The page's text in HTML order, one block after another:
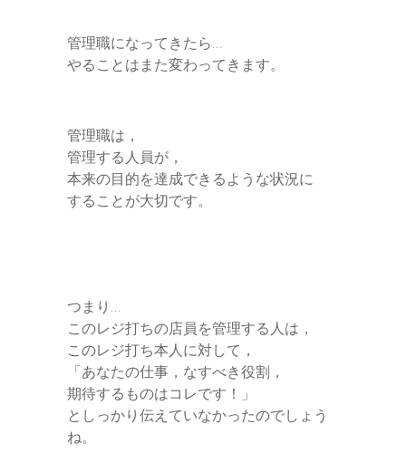
管理職になってきたら…
やることはまた変わってきます。
管理職は，
管理する人員が，
本来の目的を達成できるような状況に
することが大切です。
つまり…
このレジ打ちの店員を管理する人は，
このレジ打ち本人に対して，
「あなたの仕事，なすべき役割，
期待するものはコレです！」
としっかり伝えていなかったのでしょう
ね。